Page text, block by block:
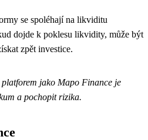
se spoléhají na likviditu
dojde k poklesu likvidity, může být
zpět investice.
jako Mapo Finance je
a pochopit rizika.